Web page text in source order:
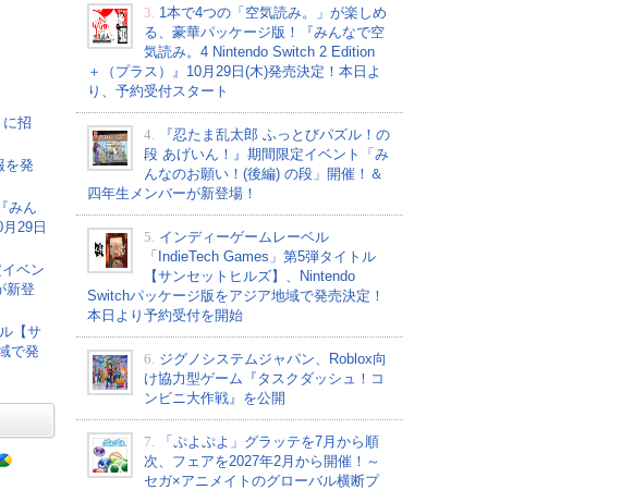
招
を発
みん
29日
ベン
新登
【サ
で発
3. 1本で4つの「空気読み。」が楽しめ
る、豪華パッケージ版！『みんなで空
気読み。4 Nintendo Switch 2 Edition
＋（プラス）』10月29日(木)発売決定！本日よ
り、予約受付スタート
4.
『忍たま乱太郎 ふっとびパズル！の
段 あげいん！』期間限定イベント「み
んなのお願い！(後編) の段」開催！＆
四年生メンバーが新登場！
5. インディーゲームレーベル
「IndieTech Games」第5弾タイトル
【サンセットヒルズ】、Nintendo
Switchパッケージ版をアジア地域で発売決定！
本日より予約受付を開始
6. ジグノシステムジャパン、Roblox向
け協力型ゲーム『タスクダッシュ！コ
ンビニ大作戦』を公開
7.
「ぷよぷよ」グラッテを7月から順
次、フェアを2027年2月から開催！～
セガ×アニメイトのグローバル横断プ